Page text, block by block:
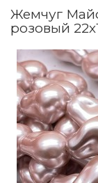
Жемчуг
розовый